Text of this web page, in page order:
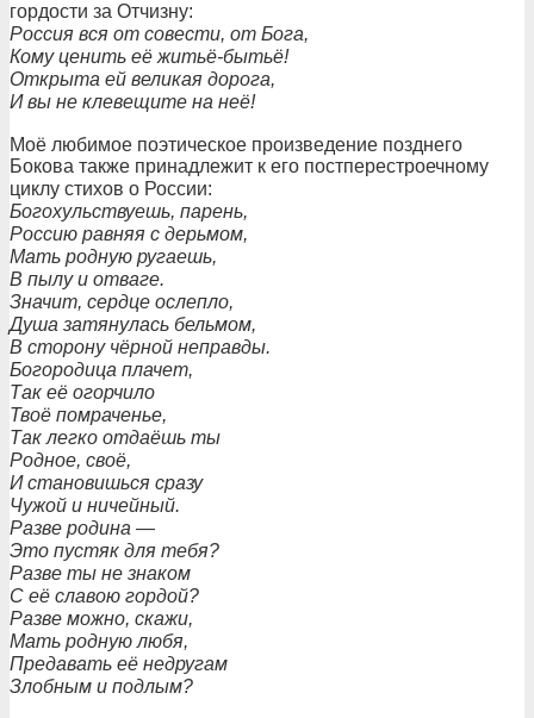
гордости за Отчизну:
Россия вся от совести, от Бога,
Кому ценить её житьё-бытьё!
Открыта ей великая дорога,
И вы не клевещите на неё!
Моё любимое поэтическое произведение позднего
Бокова также принадлежит к его постперестроечному
циклу стихов о России:
Богохульствуешь, парень,
Россию равняя с дерьмом,
Мать родную ругаешь,
В пылу и отваге.
Значит, сердце ослепло,
Душа затянулась бельмом,
В сторону чёрной неправды.
Богородица плачет,
Так её огорчило
Твоё помраченье,
Так легко отдаёшь ты
Родное, своё,
И становишься сразу
Чужой и ничейный.
Разве родина —
Это пустяк для тебя?
Разве ты не знаком
С её славою гордой?
Разве можно, скажи,
Мать родную любя,
Предавать её недругам
Злобным и подлым?